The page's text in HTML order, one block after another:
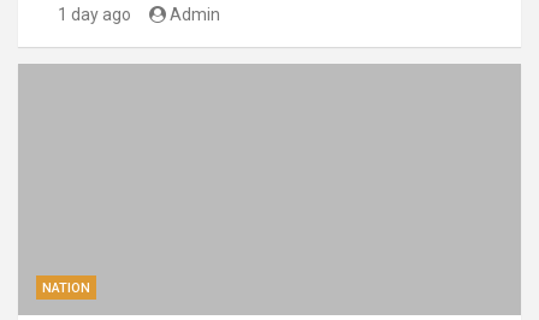
1 day ago Admin
NATION